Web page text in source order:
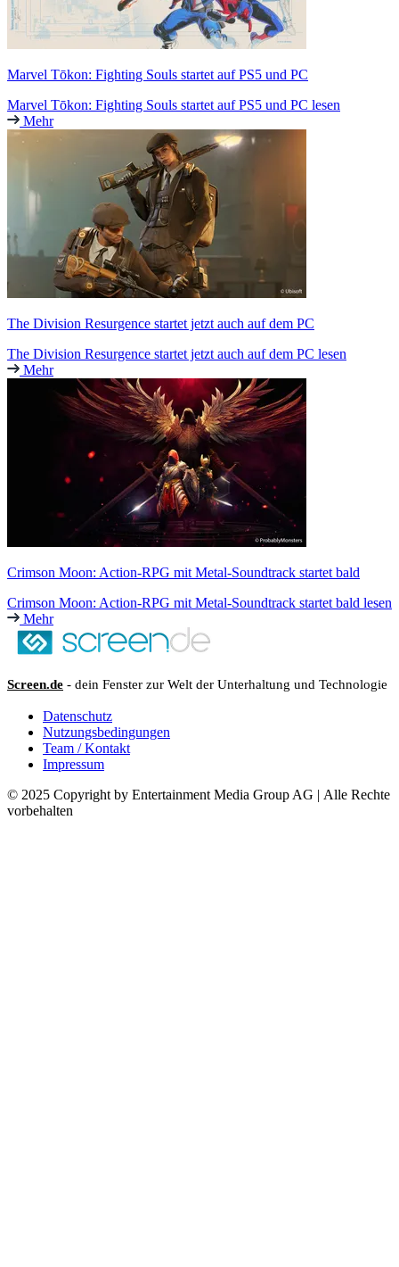
Marvel Tōkon: Fighting Souls startet auf PS5 und PC
Marvel Tōkon: Fighting Souls startet auf PS5 und PC lesen
Mehr
The Division Resurgence startet jetzt auch auf dem PC
The Division Resurgence startet jetzt auch auf dem PC lesen
Mehr
Crimson Moon: Action-RPG mit Metal-Soundtrack startet bald
Crimson Moon: Action-RPG mit Metal-Soundtrack startet bald lesen
Mehr
Screen.de - dein Fenster zur Welt der Unterhaltung und Technologie
Datenschutz
Nutzungsbedingungen
Team / Kontakt
Impressum
© 2025 Copyright by Entertainment Media Group AG | Alle Rechte
vorbehalten